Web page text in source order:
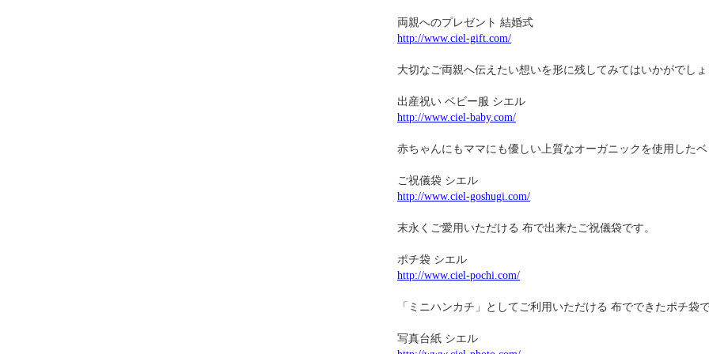
両親へのプレゼント 結婚式
http://www.ciel-gift.com/
大切なご両親へ伝えたい想いを形に残してみてはいかがでしょ
出産祝い ベビー服 シエル
http://www.ciel-baby.com/
赤ちゃんにもママにも優しい上質なオーガニックを使用したベ
ご祝儀袋 シエル
http://www.ciel-goshugi.com/
末永くご愛用いただける 布で出来たご祝儀袋です。
ポチ袋 シエル
http://www.ciel-pochi.com/
「ミニハンカチ」としてご利用いただける 布でできたポチ袋で
写真台紙 シエル